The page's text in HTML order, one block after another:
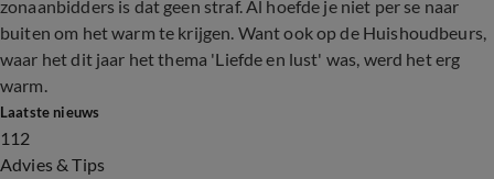
zonaanbidders is dat geen straf. Al hoefde je niet per se naar
buiten om het warm te krijgen. Want ook op de Huishoudbeurs,
waar het dit jaar het thema 'Liefde en lust' was, werd het erg
warm.
Laatste nieuws
112
Advies & Tips